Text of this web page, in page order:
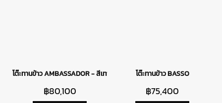
โต๊ะทานข้าว AMBASSADOR - สีเทาอ่อน
฿80,100
โต๊ะทานข้าว BASSO
฿75,400